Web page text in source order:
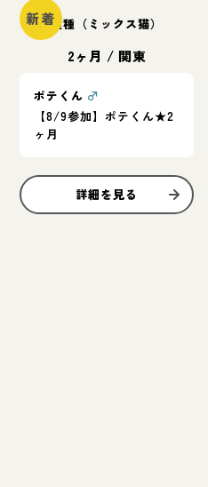
新着雑種（ミックス猫）
2ヶ月 / 関東
ポテくん ♂
【8/9参加】ポテくん★2
ヶ月
詳細を見る